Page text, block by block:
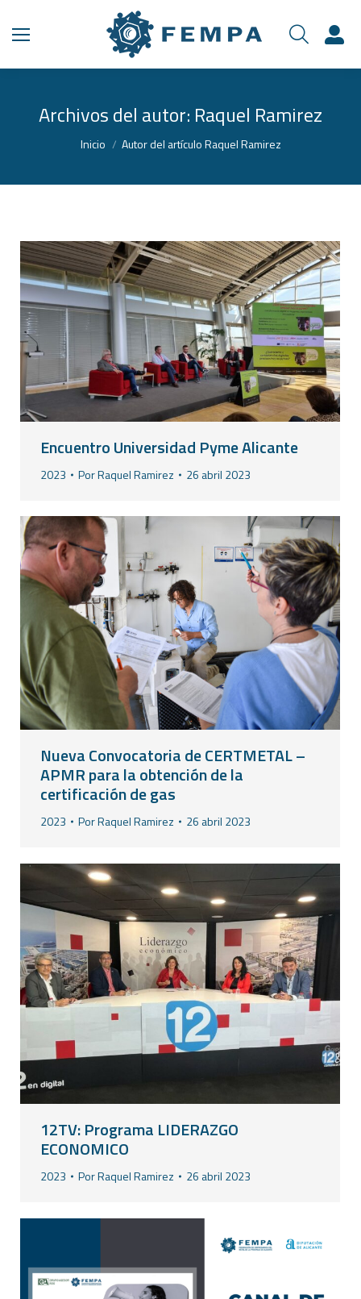
Archivos del autor: Raquel Ramirez
Estás aquí:
Inicio Autor del artículo Raquel Ramirez
Encuentro Universidad Pyme Alicante
2023 PorRaquel Ramirez 26 abril 2023
Nueva Convocatoria de CERTMETAL –
APMR para la obtención de la
certificación de gas
2023 PorRaquel Ramirez 26 abril 2023
12TV: Programa LIDERAZGO
ECONOMICO
2023 PorRaquel Ramirez 26 abril 2023